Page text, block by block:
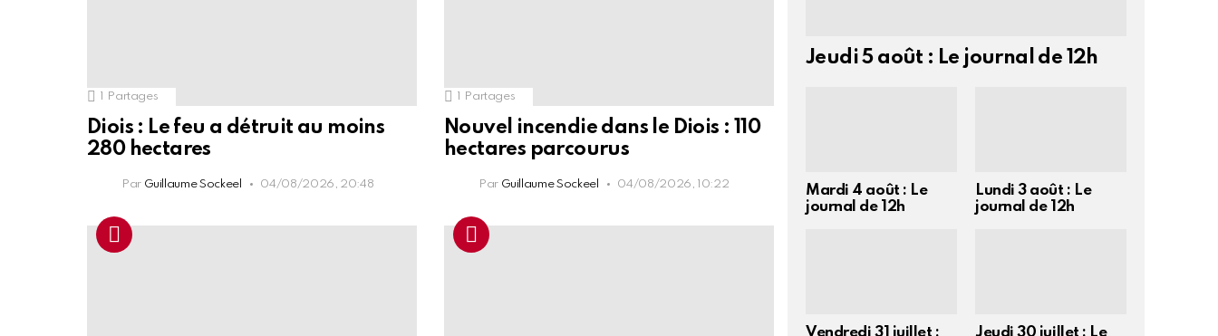
1 Partages
Diois : Le feu a détruit au moins
280 hectares
Par Guillaume Sockeel 04/08/2026, 20:48
1 Partages
Nouvel incendie dans le Diois : 110
hectares parcourus
Par Guillaume Sockeel 04/08/2026, 10:22
Jeudi 5 août : Le journal de 12h
Mardi 4 août : Le
journal de 12h
Lundi 3 août : Le
journal de 12h
Vendredi 31 juillet :
Jeudi 30 juillet : Le